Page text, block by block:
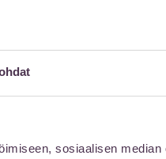
sosiaalisen